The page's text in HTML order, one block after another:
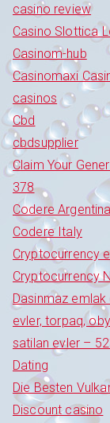
casino review
Casino Slottica
Casinom-hub
Casinomaxi
casinos
Cbd
cbdsupplier
Claim Your
378
Codere
Codere Italy
Cryptocurrency
Cryptocurrency
Dasinmaz emlak
evler, torpaq,
satilan evler –
Dating
Die Besten
Discount casino